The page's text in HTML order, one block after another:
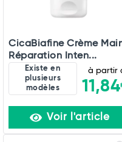
CicaBiafine Crème
Réparation Inten...
Existe en
plusieurs
modèles
à partir
Voir l'article